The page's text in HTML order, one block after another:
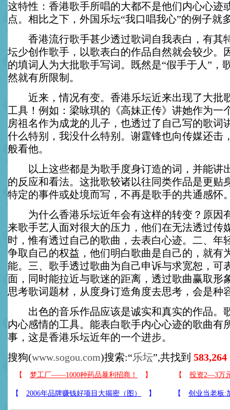
这特性：香港歌手所唱的大都不是他们内心心迹
点。相比之下，外国乐坛“我口唱我心”的例子就
香港流行歌手甚少透过歌词自我表白，有其
坛少创作歌手，以歌表白的作品自然就会较少。
的填词人为大批歌手写词。既然是“假手于人”，
然就有所限制。
近来，情况有变。香港乐坛近来出现了大批
工具！例如：梁咏琪的《高妹正传》讲她作为一
房祖名作为成龙的儿子，也透过了自己写的歌词
什么特别，我没什么特别。谢霆锋也向传媒还击
般看他。
以上这些都是为歌手度身订造的词，并能讲
的反应和看法。这批歌较诸以往同类作品是更贴
特定的事件或处境而写，不再是歌手的共通感怀
为什么香港乐坛近年会有这样的转变？原因
来歌手艺人面对很大的压力，他们在无法透过传
时，惟有透过自己的歌曲，去表白心迹。二、年
争取自己的权益，他们明白歌曲是自己的，就有
能。三、歌手透过歌曲为自己申诉与求宽恕，可
面，同时能拉近与歌迷的距离，透过歌曲赢取形
思考歌词题材，从度身订造角度去思考，会是种
出色的音乐作品应该是诚实和真实的作品。
内心感情的工具。能表白歌手内心心迹的歌曲有
事，这是香港乐坛近年的一个进步。
搜狗(www.sogou.com)搜索:“乐坛”,共找到 583,264